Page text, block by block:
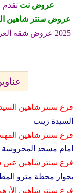
عروض نت تقدم
عروض سنتر شاهين
2025 عروض شقة العروسة او حتى نفاذ الكمية فى جميع
فرع سنتر شاهين
السيدة زينب
فرع سنتر شاهين
امام مسجد المحروسة
فرع سنتر شاهين
بجوار محطة مترو
فرع سنتر شاهين الأزهر